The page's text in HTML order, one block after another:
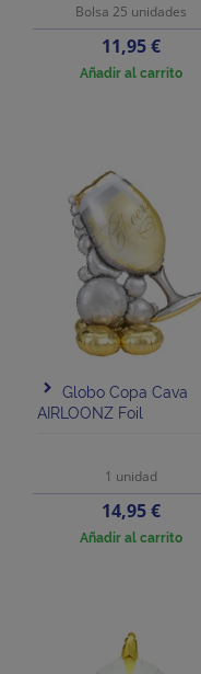
Bolsa 25 unidades
Precio
11,95 €
Añadir al carrito
Globo Copa Cava
AIRLOONZ Foil
1 unidad
Precio
14,95 €
Añadir al carrito